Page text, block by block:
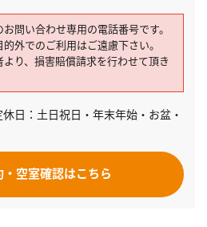
問い合わせ専用の電話番号です。
外でのご利用はご遠慮下さい。
り、損害賠償請求を行わせて頂き
日：土日祝日・年末年始・お盆・
・空室確認はこちら